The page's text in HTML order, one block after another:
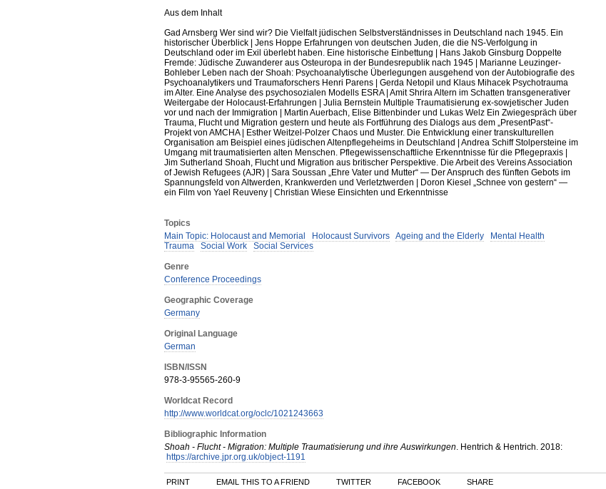
Aus dem Inhalt
Gad Arnsberg Wer sind wir? Die Vielfalt jüdischen Selbstverständnisses in Deutschland nach 1945. Ein
historischer Überblick | Jens Hoppe Erfahrungen von deutschen Juden, die die NS-Verfolgung in
Deutschland oder im Exil überlebt haben. Eine historische Einbettung | Hans Jakob Ginsburg Doppelte
Fremde: Jüdische Zuwanderer aus Osteuropa in der Bundesrepublik nach 1945 | Marianne Leuzinger-
Bohleber Leben nach der Shoah: Psychoanalytische Überlegungen ausgehend von der Autobiografie des
Psychoanalytikers und Traumaforschers Henri Parens | Gerda Netopil und Klaus Mihacek Psychotrauma
im Alter. Eine Analyse des psychosozialen Modells ESRA | Amit Shrira Altern im Schatten transgenerativer
Weitergabe der Holocaust-Erfahrungen | Julia Bernstein Multiple Traumatisierung ex-sowjetischer Juden
vor und nach der Immigration | Martin Auerbach, Elise Bittenbinder und Lukas Welz Ein Zwiegespräch über
Trauma, Flucht und Migration gestern und heute als Fortführung des Dialogs aus dem „PresentPast“-
Projekt von AMCHA | Esther Weitzel-Polzer Chaos und Muster. Die Entwicklung einer transkulturellen
Organisation am Beispiel eines jüdischen Altenpflegeheims in Deutschland | Andrea Schiff Stolpersteine im
Umgang mit traumatisierten alten Menschen. Pflegewissenschaftliche Erkenntnisse für die Pflegepraxis |
Jim Sutherland Shoah, Flucht und Migration aus britischer Perspektive. Die Arbeit des Vereins Association
of Jewish Refugees (AJR) | Sara Soussan „Ehre Vater und Mutter“ — Der Anspruch des fünften Gebots im
Spannungsfeld von Altwerden, Krankwerden und Verletztwerden | Doron Kiesel „Schnee von gestern“ —
ein Film von Yael Reuveny | Christian Wiese Einsichten und Erkenntnisse
Topics
Main Topic: Holocaust and Memorial
Holocaust Survivors Ageing and the Elderly
Mental Health
Trauma
Social Work Social Services
Genre
Conference Proceedings
Geographic Coverage
Germany
Original Language
German
ISBN/ISSN
978-3-95565-260-9
Worldcat Record
http://www.worldcat.org/oclc/1021243663
Bibliographic Information
Shoah - Flucht - Migration: Multiple Traumatisierung und ihre Auswirkungen. Hentrich & Hentrich. 2018:
https://archive.jpr.org.uk/object-1191
PRINT EMAIL THIS TO A FRIEND TWITTER FACEBOOK SHARE